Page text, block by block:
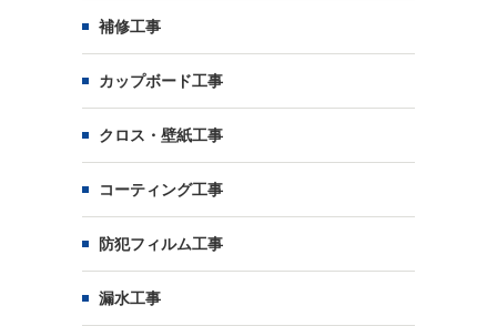
補修工事
カップボード工事
クロス・壁紙工事
コーティング工事
防犯フィルム工事
漏水工事